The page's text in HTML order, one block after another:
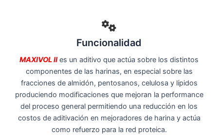
Funcionalidad
MAXIVOL IIes un aditivo que actúa sobre los distintos
componentes de las harinas, en especial sobre las
fracciones de almidón, pentosanos, celulosa y lípidos
produciendo modificaciones que mejoran la performance
del proceso general permitiendo una reducción en los
costos de aditivación en mejoradores de harina y actúa
como refuerzo para la red proteica.